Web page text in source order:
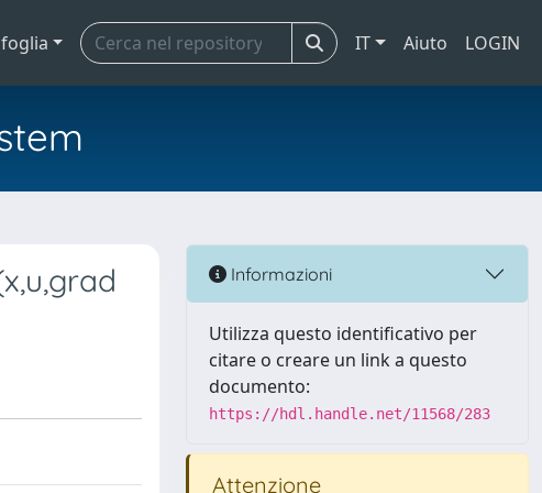
IT Aiuto LOGIN
Informazioni
Utilizza questo identificativo per
citare o creare un link a questo
documento:
https://hdl.handle.net/11568/283
Attenzione